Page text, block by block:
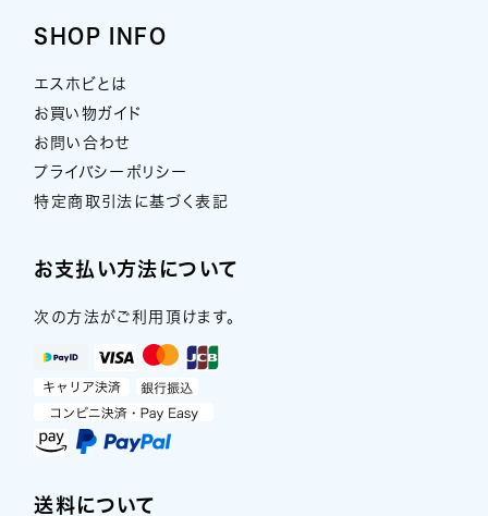
SHOP INFO
エスホビとは
お買い物ガイド
お問い合わせ
プライバシーポリシー
特定商取引法に基づく表記
お支払い方法について
次の方法がご利用頂けます。
送料について